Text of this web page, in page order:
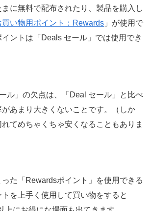
に無料で配布されたり、製品を購入し
買い物用ポイント：Rewards 」が使用で
ントは「Deals セール」では使用でき
ル」の欠点は、「Deal セール」と比べ
あまり大きくないことです。（しか
てめちゃくちゃ安くなることもありま
た「Rewardsポイント」を使用できる
を上手く使用して買い物をすると